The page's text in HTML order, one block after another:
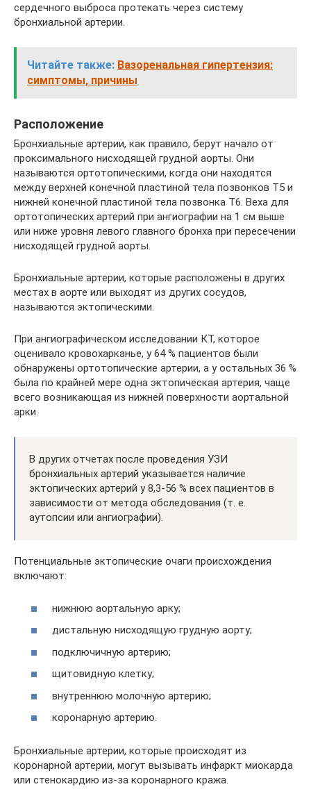
сердечного выброса протекать через систему
бронхиальной артерии.
Читайте также: Вазоренальная гипертензия:
симптомы, причины
Расположение
Бронхиальные артерии, как правило, берут начало от
проксимального нисходящей грудной аорты. Они
называются ортотопическими, когда они находятся
между верхней конечной пластиной тела позвонков T5 и
нижней конечной пластиной тела позвонка T6. Веха для
ортотопических артерий при ангиографии на 1 см выше
или ниже уровня левого главного бронха при пересечении
нисходящей грудной аорты.
Бронхиальные артерии, которые расположены в других
местах в аорте или выходят из других сосудов,
называются эктопическими.
При ангиографическом исследовании КТ, которое
оценивало кровохарканье, у 64 % пациентов были
обнаружены ортотопические артерии, а у остальных 36 %
была по крайней мере одна эктопическая артерия, чаще
всего возникающая из нижней поверхности аортальной
арки.
В других отчетах после проведения УЗИ
бронхиальных артерий указывается наличие
эктопических артерий у 8,3-56 % всех пациентов в
зависимости от метода обследования (т. е.
аутопсии или ангиографии).
Потенциальные эктопические очаги происхождения
включают:
нижнюю аортальную арку;
дистальную нисходящую грудную аорту;
подключичную артерию;
щитовидную клетку;
внутреннюю молочную артерию;
коронарную артерию.
Бронхиальные артерии, которые происходят из
коронарной артерии, могут вызывать инфаркт миокарда
или стенокардию из-за коронарного кража.